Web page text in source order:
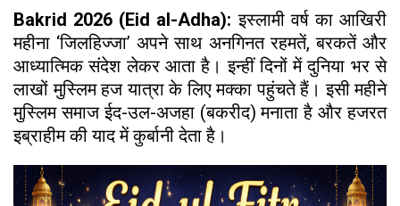
Bakrid 2026 (Eid al-Adha):इस्लामी वर्ष का आखिरी
महीना ‘जिलहिज्जा’ अपने साथ अनगिनत रहमतें, बरकतें और
आध्यात्मिक संदेश लेकर आता है। इन्हीं दिनों में दुनिया भर से
लाखों मुस्लिम हज यात्रा के लिए मक्का पहुंचते हैं। इसी महीने
मुस्लिम समाज ईद-उल-अजहा (बकरीद) मनाता है और हजरत
इब्राहीम की याद में कुर्बानी देता है।